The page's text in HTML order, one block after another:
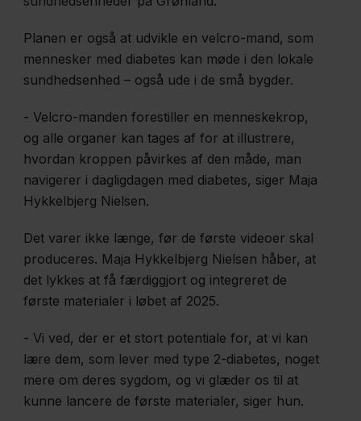
Nerveskade
forværrer
nervefibre i
hornhinden
12 -
Samtaler
skal
bryde
tabu om
nedsat
sexlyst
ved
psykisk
sygdom
og
diabetes
Planen er også at udvikle en velcro-mand, som
mennesker med diabetes kan møde i den lokale
sundhedsenhed – også ude i de små bygder.
- Velcro-manden forestiller en menneskekrop,
og alle organer kan tages af for at illustrere,
hvordan kroppen påvirkes af den måde, man
navigerer i dagligdagen med diabetes, siger Maja
Hykkelbjerg Nielsen.
Det varer ikke længe, før de første videoer skal
produceres. Maja Hykkelbjerg Nielsen håber, at
det lykkes at få færdiggjort og integreret de
første materialer i løbet af 2025.
- Vi ved, der er et stort potentiale for, at vi kan
lære dem, som lever med type 2-diabetes, noget
mere om deres sygdom, og vi glæder os til at
kunne lancere de første materialer, siger hun.